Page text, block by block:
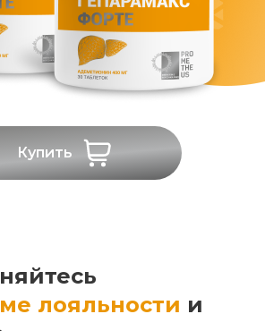
Купить
лояльности и